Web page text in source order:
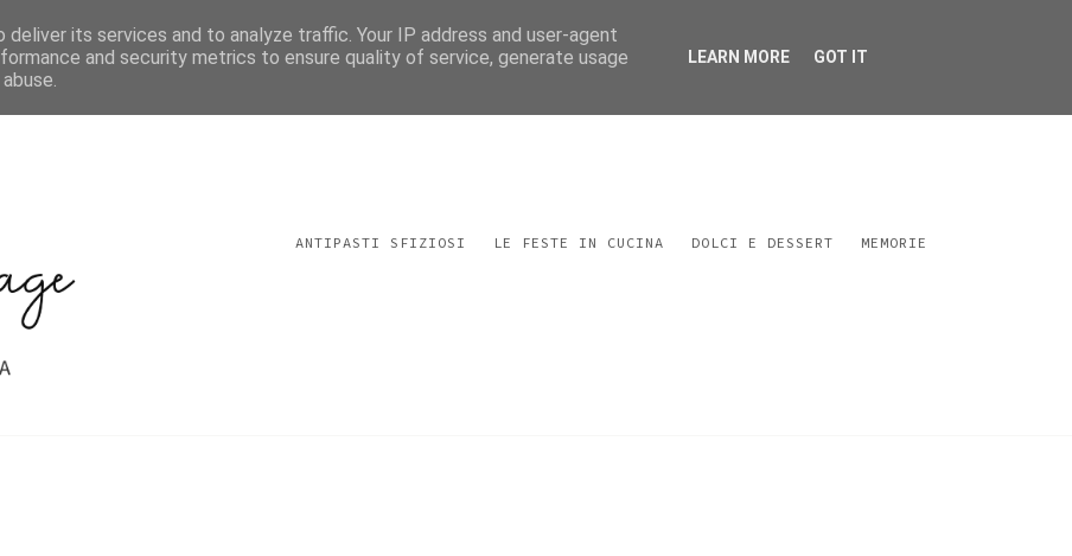
ANTIPASTI SFIZIOSI LE FESTE IN CUCINA DOLCI E DESSERT MEMORIE
its services and to analyze traffic. Your IP address and user-agent
and security metrics to ensure quality of service, generate usage
LEARN MORE GOT IT